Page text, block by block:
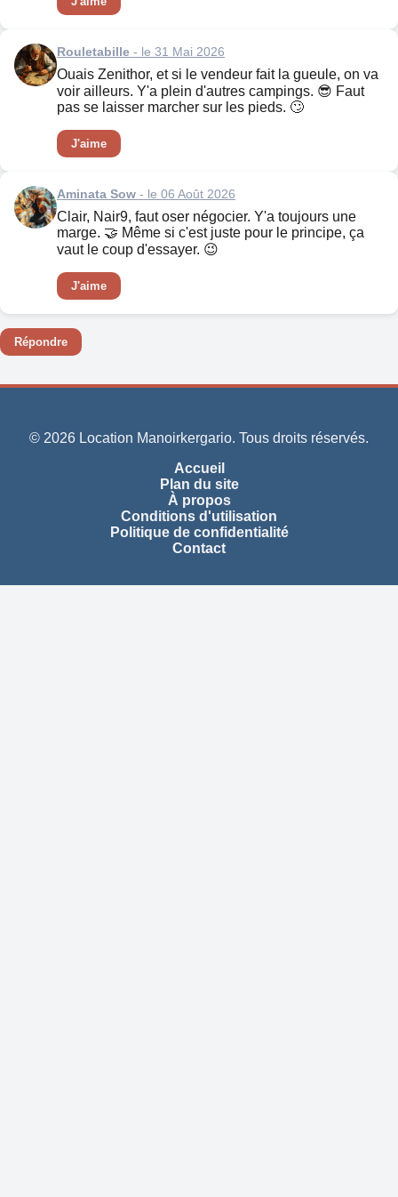
Rouletabille - le 31 Mai 2026
Ouais Zenithor, et si le vendeur fait la gueule, on va
voir ailleurs. Y'a plein d'autres campings. 😎 Faut
pas se laisser marcher sur les pieds. 🙄
J'aime
Aminata Sow - le 06 Août 2026
Clair, Nair9, faut oser négocier. Y'a toujours une
marge. 🤝 Même si c'est juste pour le principe, ça
vaut le coup d'essayer. 😉
J'aime
Répondre
© 2026 Location Manoirkergario. Tous droits réservés.
Accueil
Plan du site
À propos
Conditions d'utilisation
Politique de confidentialité
Contact